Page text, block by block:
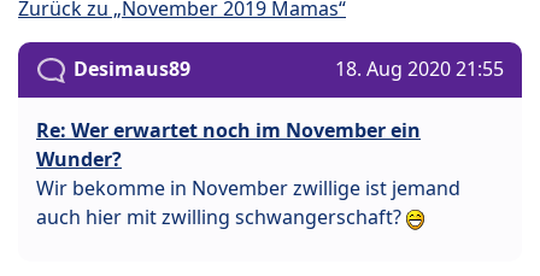
Zurück zu „November 2019 Mamas“
Desimaus89 18. Aug 2020 21:55
Re: Wer erwartet noch im November ein
Wunder?
Wir bekomme in November zwillige ist jemand
auch hier mit zwilling schwangerschaft?